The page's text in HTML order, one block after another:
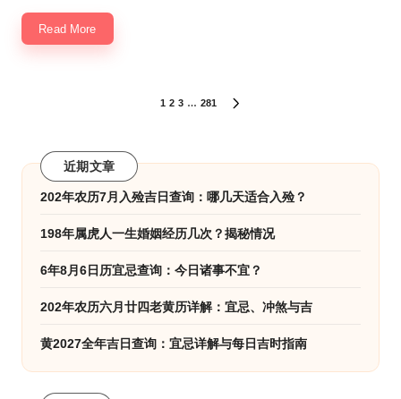
Read More
分
页
1 2 3 … 281
近期文章
202年农历7月入殓吉日查询：哪几天适合入殓？
198年属虎人一生婚姻经历几次？揭秘情况
6年8月6日历宜忌查询：今日诸事不宜？
202年农历六月廿四老黄历详解：宜忌、冲煞与吉
黄2027全年吉日查询：宜忌详解与每日吉时指南